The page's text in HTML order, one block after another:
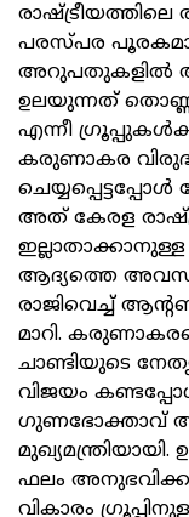
രാഷ്ട്രീയത്തിലെ
പരസ്പര
അറുപതുകളില്‍
ഉലയുന്നത്
എന്നീ
കരുണാകര
അത് കേരള
ഇല്ലാതാക്കാനുള്ള
ആദ്യത്തെ
രാജിവെച്ച്
മാറി.
ചാണ്ടിയുടെ
വിജയം
ഗുണഭോക്താവ്
ഫലം
വികാരം